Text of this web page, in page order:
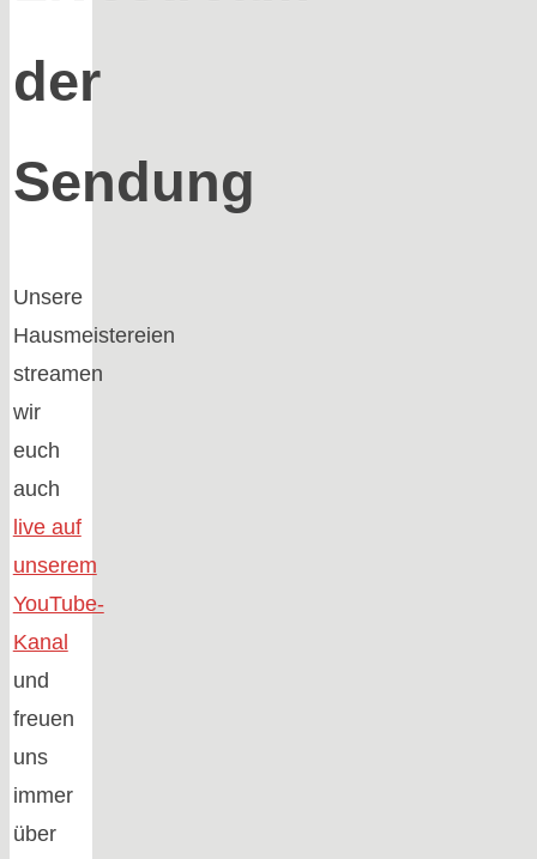
der
Sendung
Unsere
Hausmeistereien
streamen
wir
euch
auch
live auf
unserem
YouTube-
Kanal
und
freuen
uns
immer
über